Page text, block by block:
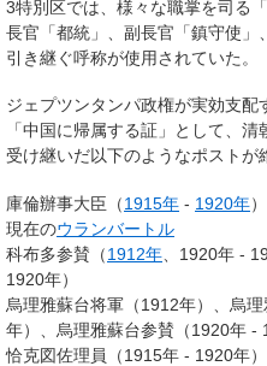
3特別区では、様々な職掌を司る
長官「都統」、副長官「鎮守使」
引き継ぐ呼称が使用されていた。
ジェプツンタンパ政権が実効支配
「中国に帰属する証」として、
受け継いだ以下のようなポストが
庫倫辦事大臣（1915年 - 1920年
現在のウランバートル
科布多参賛（1912年 、1920年 -
1920年）
烏理雅蘇台将軍（1912年）、烏
年）、烏理雅蘇台参賛（1920年 -
恰克図佐理員（1915年 - 1920年